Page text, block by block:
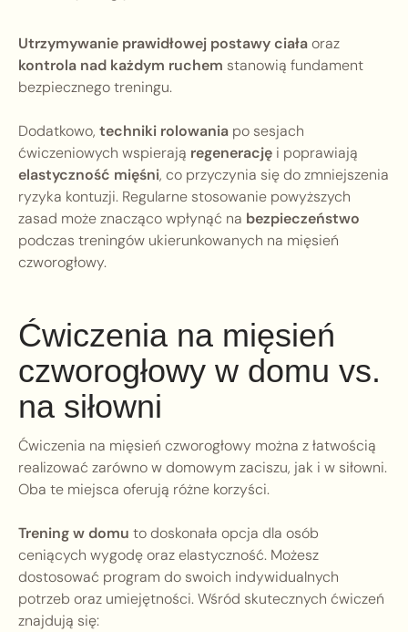
Utrzymywanie prawidłowej postawy ciałaoraz
kontrola nad każdym ruchem stanowią fundament
bezpiecznego treningu.
Dodatkowo, techniki rolowania po sesjach
ćwiczeniowych wspierają regenerację i poprawiają
elastyczność mięśni, co przyczynia się do zmniejszenia
ryzyka kontuzji. Regularne stosowanie powyższych
zasad może znacząco wpłynąć na bezpieczeństwo
podczas treningów ukierunkowanych na mięsień
czworogłowy.
Ćwiczenia na mięsień
czworogłowy w domu vs.
na siłowni
Ćwiczenia na mięsień czworogłowy można z łatwością
realizować zarówno w domowym zaciszu, jak i w siłowni.
Oba te miejsca oferują różne korzyści.
Trening w domu to doskonała opcja dla osób
ceniących wygodę oraz elastyczność. Możesz
dostosować program do swoich indywidualnych
potrzeb oraz umiejętności. Wśród skutecznych ćwiczeń
znajdują się: